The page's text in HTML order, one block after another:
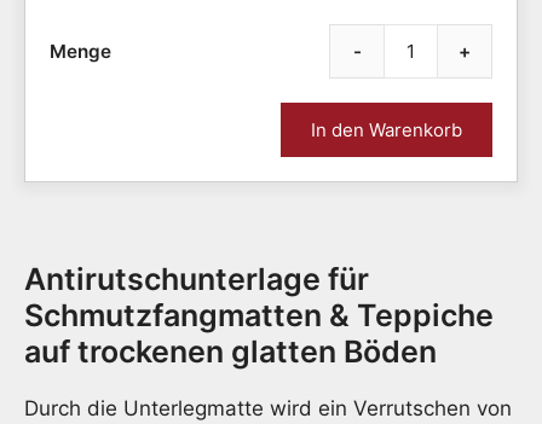
-
|
80
+
In den Warenkorb
Antirutschunterlage für
Schmutzfangmatten & Teppiche
auf trockenen glatten Böden
Durch die Unterlegmatte wird ein Verrutschen von